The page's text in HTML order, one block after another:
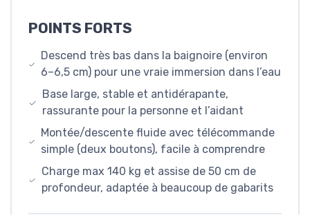
POINTS FORTS
Descend très bas dans la baignoire (environ
6–6,5 cm) pour une vraie immersion dans l’eau
Base large, stable et antidérapante,
rassurante pour la personne et l’aidant
Montée/descente fluide avec télécommande
simple (deux boutons), facile à comprendre
Charge max 140 kg et assise de 50 cm de
profondeur, adaptée à beaucoup de gabarits